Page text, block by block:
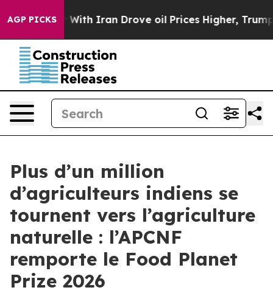
AGP PICKS
As war With Iran Drove oil Prices Higher, Trump
Plus d’un million
d’agriculteurs indiens se
tournent vers l’agriculture
naturelle : l’APCNF
remporte le Food Planet
Prize 2026